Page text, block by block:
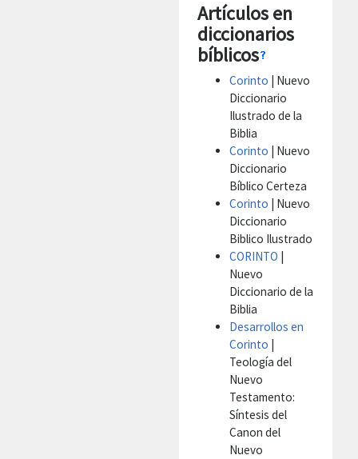
Artículos en
diccionarios
bíblicos
Corinto | Nuevo
Diccionario
Ilustrado de la
Biblia
Corinto | Nuevo
Diccionario
Bíblico Certeza
Corinto | Nuevo
Diccionario
Biblico Ilustrado
CORINTO
Nuevo
Diccionario de la
Biblia
Desarrollos en
Corinto
Teología del
Nuevo
Testamento:
Síntesis del
Canon del
Nuevo